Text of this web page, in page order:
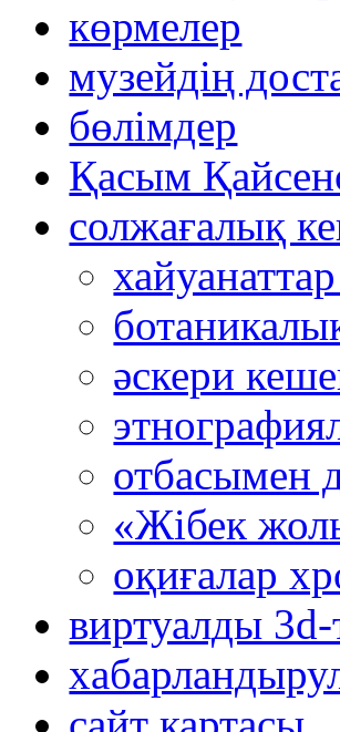
көрмелер
музейдің
бөлімдер
Қасым
солжағалық
әскери
отбасымен
«Жібек
оқиғалар
виртуалды 3d-